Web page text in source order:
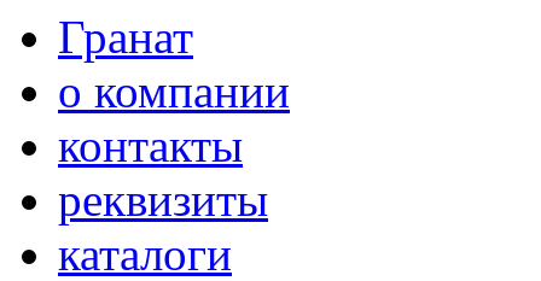
Гранат
о компании
контакты
реквизиты
каталоги